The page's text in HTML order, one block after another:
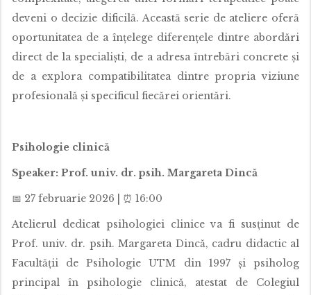
deveni o decizie dificilă. Această serie de ateliere oferă
oportunitatea de a înțelege diferențele dintre abordări
direct de la specialiști, de a adresa întrebări concrete și
de a explora compatibilitatea dintre propria viziune
profesională și specificul fiecărei orientări.
Psihologie clinică
Speaker: Prof. univ. dr. psih. Margareta Dincă
📅 27 februarie 2026 | ⏰ 16:00
Atelierul dedicat psihologiei clinice va fi susținut de
Prof. univ. dr. psih. Margareta Dincă, cadru didactic al
Facultății de Psihologie UTM din 1997 și psiholog
principal în psihologie clinică, atestat de Colegiul